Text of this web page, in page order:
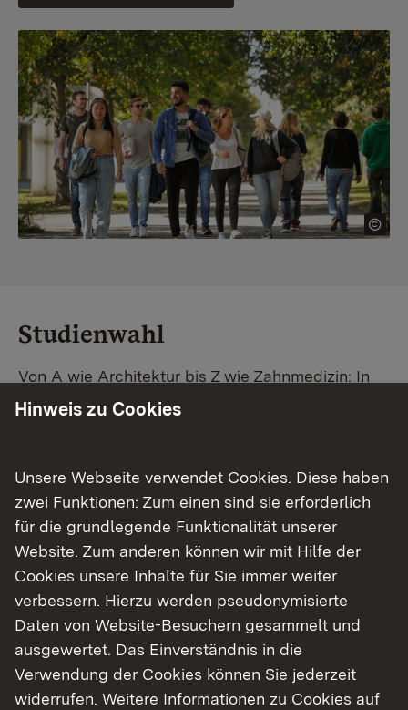
Studienwahl
Von A wie Architektur bis Z wie Zahnmedizin: In
Baden-Württemberg warten unzählige
Studiengangsuche schnell den passenden
Studienplatz. Außerdem gibt's eine Schritt-für-
Schritt-Anleitung zu deinem Traum-Studium.
Finde dein Studium in Baden-Württemberg
Hinweis zu Cookies
Unsere Webseite verwendet Cookies. Diese haben
zwei Funktionen: Zum einen sind sie erforderlich
für die grundlegende Funktionalität unserer
Website. Zum anderen können wir mit Hilfe der
Cookies unsere Inhalte für Sie immer weiter
verbessern. Hierzu werden pseudonymisierte
Daten von Website-Besuchern gesammelt und
ausgewertet. Das Einverständnis in die
Verwendung der Cookies können Sie jederzeit
widerrufen. Weitere Informationen zu Cookies auf